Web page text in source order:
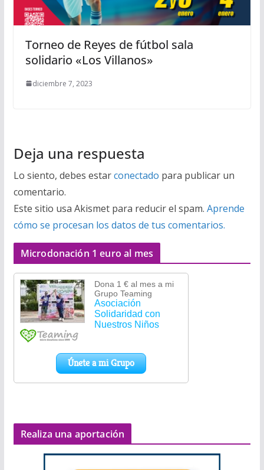
Torneo de Reyes de fútbol sala
solidario «Los Villanos»
diciembre 7, 2023
Deja una respuesta
Lo siento, debes estarconectado para publicar un
comentario.
Este sitio usa Akismet para reducir el spam. Aprende
cómo se procesan los datos de tus comentarios.
Microdonación 1 euro al mes
Realiza una aportación